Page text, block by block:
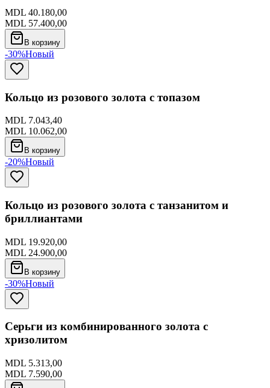
MDL 40.180,00
MDL 57.400,00
В корзину
-30%Новый
Кольцо из розового золота с топазом
MDL 7.043,40
MDL 10.062,00
В корзину
-20%Новый
Кольцо из розового золота с танзанитом и
бриллиантами
MDL 19.920,00
MDL 24.900,00
В корзину
-30%Новый
Серьги из комбинированного золота с
хризолитом
MDL 5.313,00
MDL 7.590,00